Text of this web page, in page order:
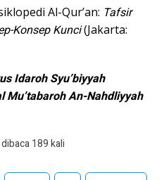
Al-Qur’an: Tafsir
Konsep Kunci(Jakarta:
Idaroh Syu’biyyah
Mu’tabaroh An-Nahdliyyah
189 kali